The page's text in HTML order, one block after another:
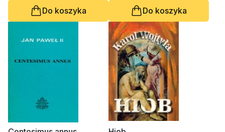
Do koszyka
Do koszyka